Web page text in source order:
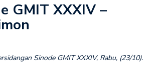
GMIT XXXIV –
Sinode GMIT XXXIV, Rabu, (23/10).